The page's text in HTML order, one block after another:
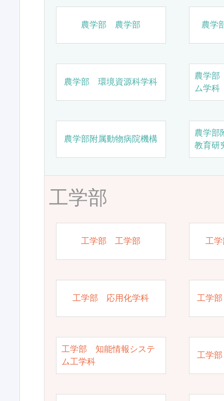
農学部 農学部 農学
農学部 環境資源科学科
農学
ム学科
農学部附属動物病院機構
農学部
教育研
工学部
工学部 工学部 工
工学部 応用化学科 工学
工学部 知能情報システ
ム工学科
工学